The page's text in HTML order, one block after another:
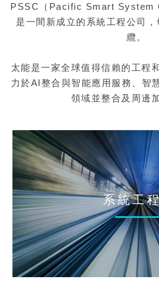
PSSC（Pacific Smart System
是一間新成立的系統工程公司
纜。
太能是一家全球值得信賴的工程
力於AI整合與智能應用服務、智
領域並整合及周邊
系統工